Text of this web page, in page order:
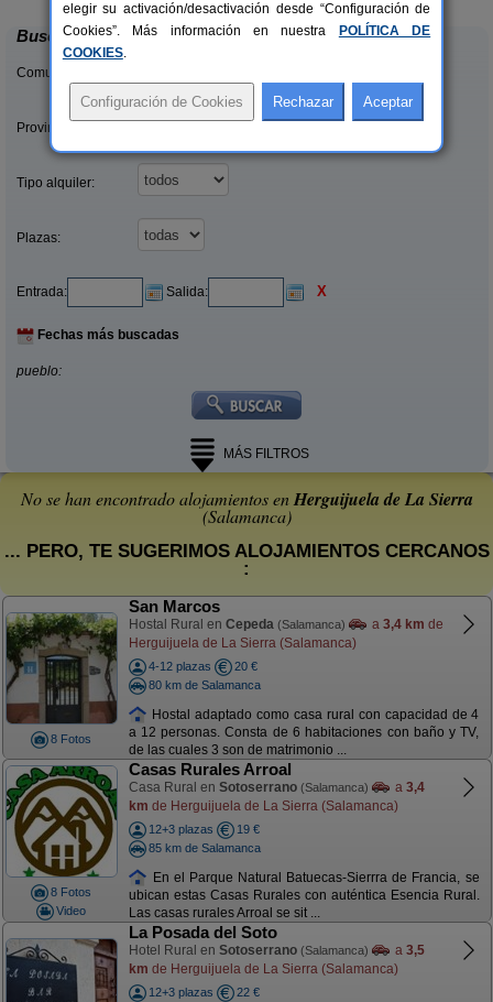
Buscar
Comunidades:
Provincias/Islas:
Tipo alquiler:
Plazas:
Entrada: Salida: X
Fechas más buscadas
pueblo:
MÁS FILTROS
No se han encontrado alojamientos enHerguijuela de La Sierra
(Salamanca)
... PERO, TE SUGERIMOS ALOJAMIENTOS CERCANOS
:
8 Fotos
San Marcos
Hostal Rural en Cepeda (Salamanca) a 3,4 km de
Herguijuela de La Sierra (Salamanca)
4-12 plazas
20 €
80 km de Salamanca
Hostal adaptado como casa rural con capacidad de 4
a 12 personas. Consta de 6 habitaciones con baño y TV,
de las cuales 3 son de matrimonio ...
8 Fotos
Video
Casas Rurales Arroal
Casa Rural en Sotoserrano (Salamanca) a 3,4
km de Herguijuela de La Sierra (Salamanca)
12+3 plazas
19 €
85 km de Salamanca
En el Parque Natural Batuecas-Sierrra de Francia, se
ubican estas Casas Rurales con auténtica Esencia Rural.
Las casas rurales Arroal se sit ...
La Posada del Soto
Hotel Rural en Sotoserrano (Salamanca) a 3,5
km de Herguijuela de La Sierra (Salamanca)
12+3 plazas
22 €
elegir su activación/desactivación desde “Configuración de
Cookies”. Más información en nuestra
POLÍTICA DE
COOKIES.